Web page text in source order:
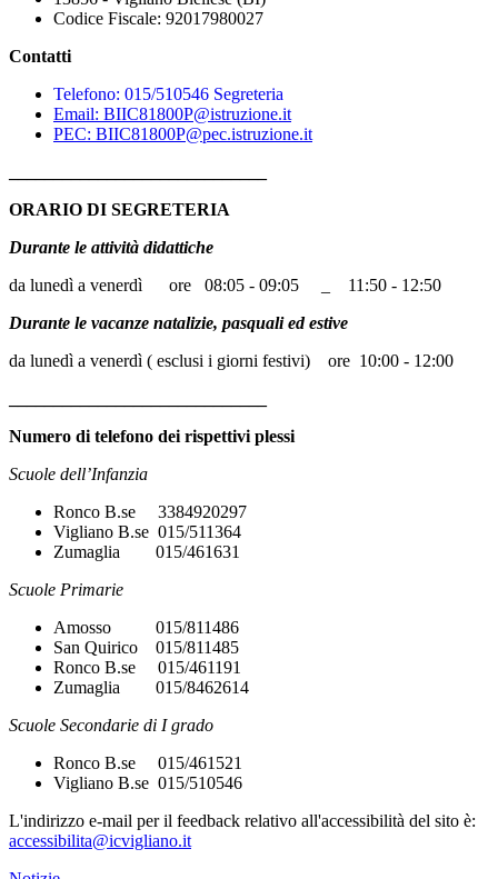
Codice Fiscale: 92017980027
Contatti
Telefono: 015/510546 Segreteria
Email: BIIC81800P@istruzione.it
PEC: BIIC81800P@pec.istruzione.it
ORARIO DI SEGRETERIA
Durante le attività didattiche
da lunedì a venerdì ore 08:05 - 09:05 _ 11:50 - 12:50
Durante le vacanze natalizie, pasquali ed estive
da lunedì a venerdì ( esclusi i giorni festivi) ore 10:00 - 12:00
Numero di telefono dei rispettivi plessi
Scuole dell’Infanzia
Ronco B.se 3384920297
Vigliano B.se 015/511364
Zumaglia 015/461631
Scuole Primarie
Amosso 015/811486
San Quirico 015/811485
Ronco B.se 015/461191
Zumaglia 015/8462614
Scuole Secondarie di I grado
Ronco B.se 015/461521
Vigliano B.se 015/510546
L'indirizzo e-mail per il feedback relativo all'accessibilità del sito è:
accessibilita@icvigliano.it